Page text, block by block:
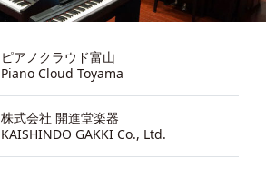
ピアノクラウド富山
Piano Cloud Toyama
株式会社 開進堂楽器
KAISHINDO GAKKI Co., Ltd.